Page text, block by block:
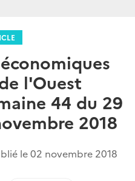
l'Ouest
44 du 29
2018
le02 novembre 2018